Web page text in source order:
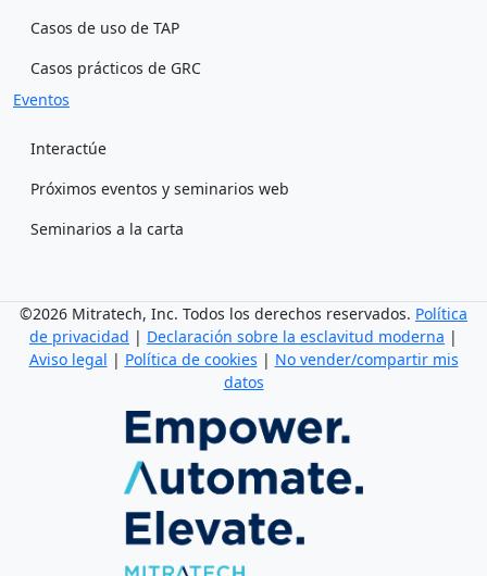
Casos de uso de TAP
Casos prácticos de GRC
Eventos
Interactúe
Próximos eventos y seminarios web
Seminarios a la carta
©2026 Mitratech, Inc. Todos los derechos reservados. Política
de privacidad | Declaración sobre la esclavitud moderna |
Aviso legal | Política de cookies | No vender/compartir mis
datos